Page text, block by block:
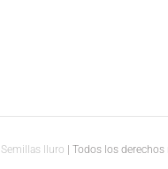
Semillas Iluro | Todos los